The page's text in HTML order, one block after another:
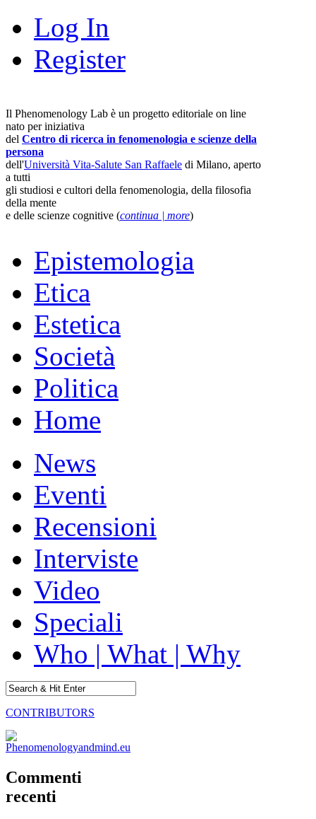
Log In
Register
Il Phenomenology Lab è un progetto editoriale on line
nato per iniziativa
del Centro di ricerca in fenomenologia e scienze della
persona
dell'Università Vita-Salute San Raffaele di Milano, aperto
a tutti
gli studiosi e cultori della fenomenologia, della filosofia
della mente
e delle scienze cognitive (continua | more)
Epistemologia
Etica
Estetica
Società
Politica
Home
News
Eventi
Recensioni
Interviste
Video
Speciali
Who | What | Why
CONTRIBUTORS
Commenti
recenti